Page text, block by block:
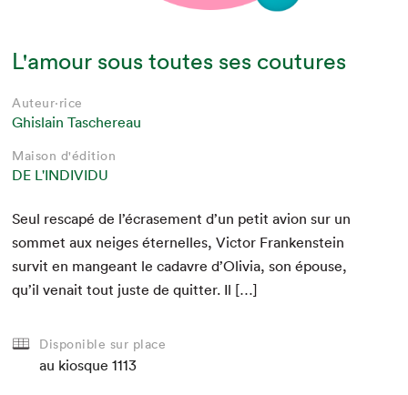
L'amour sous toutes ses coutures
Auteur·rice
Ghislain Taschereau
Maison d'édition
DE L'INDIVIDU
Seul rescapé de l’écrasement d’un petit avion sur un
som­met aux neiges éter­nelles, Vic­tor Franken­stein
survit en mangeant le cadavre d’Olivia, son épouse,
qu’il venait tout juste de quit­ter. Il […]
Disponible sur place
au kiosque 1113